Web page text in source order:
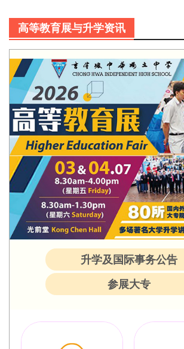
高等教育展与升学资讯
升学及国际事务公告
参展大专